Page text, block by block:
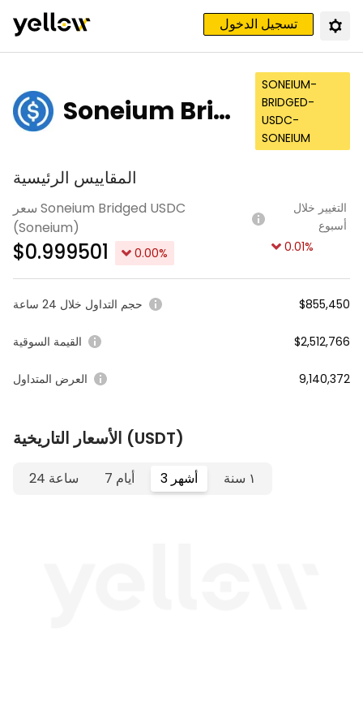
تسجيل الدخول
Soneium Brid
neium)
SONEIUM-
BRIDGED-
USDC-
SONEIUM
المقاييس الرئيسية
سعر Soneium Bridged USDC
(Soneium)
$0.999501 0.00%
التغيير خلال
أسبوع
0.01%
حجم التداول خلال 24 ساعة $855,450
القيمة السوقية $2,512,766
العرض المتداول 9,140,372
الأسعار التاريخية (USDT)
24 ساعة 7 أيام 3 أشهر ١ سنة